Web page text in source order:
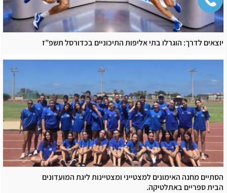
יוצאים לדרך: הוגרלו בתי אליפות התיכוניים בכדורסל תשפ”ז
הסתיים מחנה האימונים למצטייני ומצטיינות ליגת המועדונים
הבית ספריים באתלטיקה.